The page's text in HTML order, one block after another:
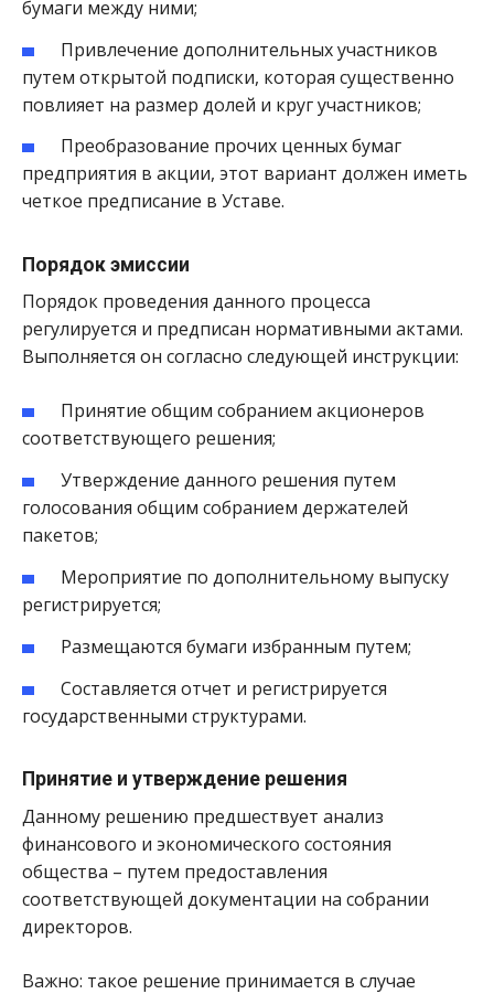
бумаги между ними;
Привлечение дополнительных участников
путем открытой подписки, которая существенно
повлияет на размер долей и круг участников;
Преобразование прочих ценных бумаг
предприятия в акции, этот вариант должен иметь
четкое предписание в Уставе.
Порядок эмиссии
Порядок проведения данного процесса
регулируется и предписан нормативными актами.
Выполняется он согласно следующей инструкции:
Принятие общим собранием акционеров
соответствующего решения;
Утверждение данного решения путем
голосования общим собранием держателей
пакетов;
Мероприятие по дополнительному выпуску
регистрируется;
Размещаются бумаги избранным путем;
Составляется отчет и регистрируется
государственными структурами.
Принятие и утверждение решения
Данному решению предшествует анализ
финансового и экономического состояния
общества – путем предоставления
соответствующей документации на собрании
директоров.
Важно: такое решение принимается в случае